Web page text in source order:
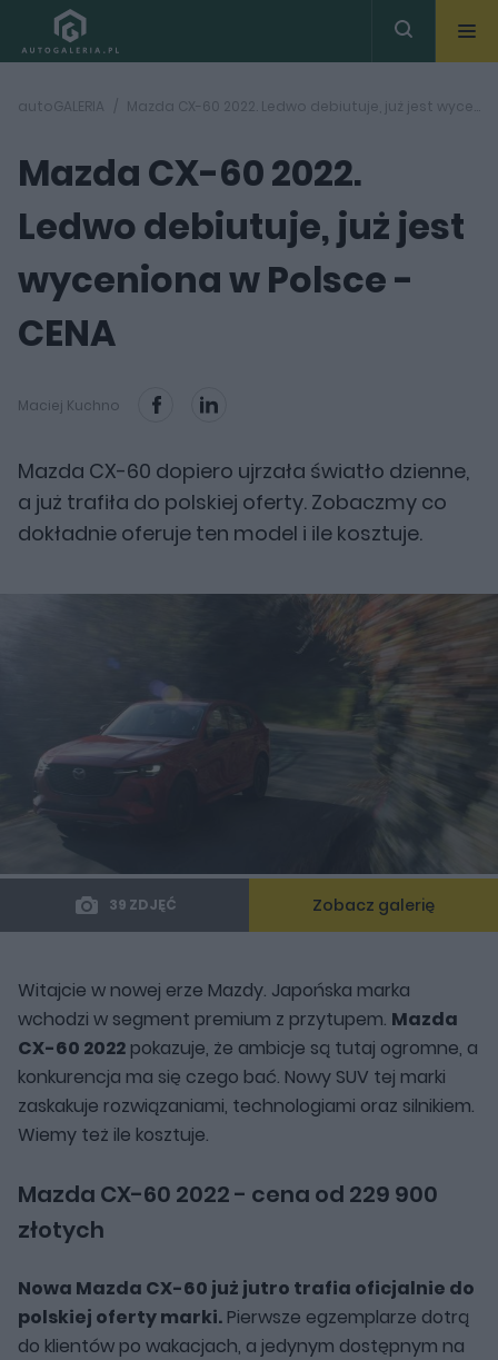
autoGALERIA Mazda CX-60 2022. Ledwo debiutuje, już jest wyceniona w Polsce - CENA
Mazda CX-60 2022.
Ledwo debiutuje, już jest
wyceniona w Polsce -
CENA
Maciej Kuchno
Mazda CX-60 dopiero ujrzała światło dzienne,
a już trafiła do polskiej oferty. Zobaczmy co
dokładnie oferuje ten model i ile kosztuje.
39 ZDJĘĆ Zobacz galerię
Witajcie w nowej erze Mazdy. Japońska marka
wchodzi w segment premium z przytupem. Mazda
CX-60 2022 pokazuje, że ambicje są tutaj ogromne, a
konkurencja ma się czego bać. Nowy SUV tej marki
zaskakuje rozwiązaniami, technologiami oraz silnikiem.
Wiemy też ile kosztuje.
Mazda CX-60 2022 - cena od 229 900
złotych
Nowa Mazda CX-60 już jutro trafia oficjalnie do
polskiej oferty marki. Pierwsze egzemplarze dotrą
do klientów po wakacjach, a jedynym dostępnym na